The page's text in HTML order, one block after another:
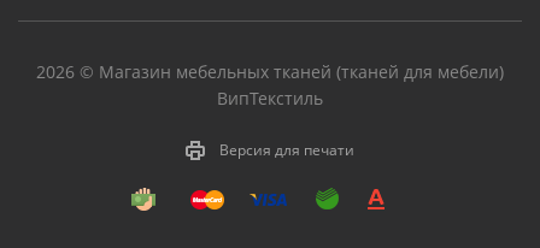
2026 © Магазин мебельных тканей (тканей для мебели)
ВипТекстиль
Версия для печати